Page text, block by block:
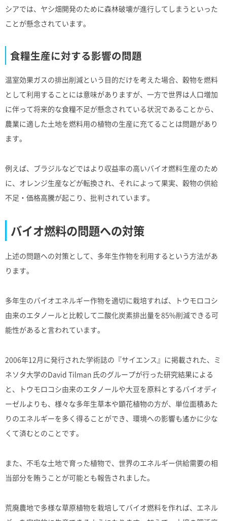
シアでは、ヤシ畑開発のために森林破壊が進行してしまうといった
ことが懸念されています。
食糧生産に対する影響の問題
温室効果ガスの排出削減という目的だけを考えた場合、穀物を燃料
として利用することには意味がありますが、一方で世界は人口増加
に伴って将来的な食糧不足が懸念されている状況であることから、
農業に適した土地を燃料用の植物の生産に充てることは問題があり
ます。
例えば、ブラジルなどではより収益率の高いバイオ燃料生産のため
に、オレンジ生産などが転換され、それによって果実、穀物の供給
不足・価格高騰が起こり、批判されています。
バイオ燃料の問題への対策
上述の問題への対策として、多年生作物を利用するという方法があ
ります。
多年生のバイオエネルギー作物を適切に栽培すれば、トウモロコシ
由来のエタノールと比較して二酸化炭素排出量を85%削減できる可
能性があると言われています。
2006年12月に発行された学術誌の『サイエンス』に掲載された、ミ
ネソタ大学のDavid Tilman 氏のグループが行った研究結果による
と、トウモロコシ由来のエタノールや大豆を原料とするバイオディ
ーゼルよりも、様々な多年生草本や顕花植物の方が、単位面積あた
りのエネルギーを多く得ることができ、環境への影響も遙かに少な
くて済むとのことです。
また、不毛な土地で育った植物で、世界のエネルギー供給需要の相
当部分を賄うことが可能とも報告されました。
荒廃農地で多様な草原植物を栽培してバイオ燃料を作れば、エネル